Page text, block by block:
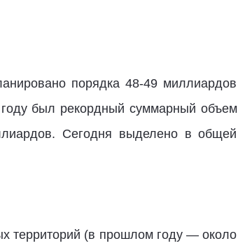
порядка 48-49 миллиардов
был рекордный суммарный объем
Сегодня выделено в общей
территорий (в прошлом году — около